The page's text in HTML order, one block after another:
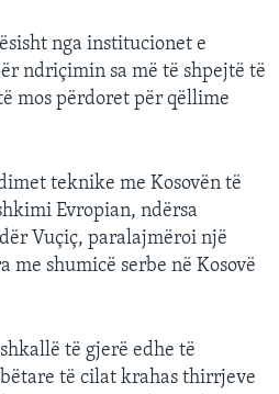
nga institucionet e
ndriçimin sa më të shpejtë të
mos përdoret për qëllime
teknike me Kosovën të
Evropian, ndërsa
Vuçiç, paralajmëroi një
me shumicë serbe në Kosovë
të gjerë edhe të
të cilat krahas thirrjeve